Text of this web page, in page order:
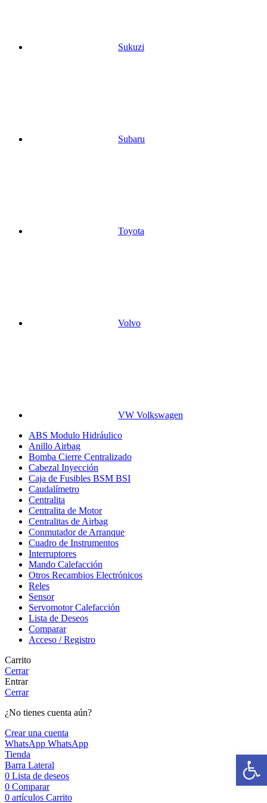
Sukuzi
Subaru
Toyota
Volvo
VW Volkswagen
ABS Modulo Hidráulico
Anillo Airbag
Bomba Cierre Centralizado
Cabezal Inyección
Caja de Fusibles BSM BSI
Caudalímetro
Centralita
Centralita de Motor
Centralitas de Airbag
Conmutador de Arranque
Cuadro de Instrumentos
Interruptores
Mando Calefacción
Otros Recambios Electrónicos
Reles
Sensor
Servomotor Calefacción
Lista de Deseos
Comparar
Acceso / Registro
Carrito
Cerrar
Entrar
Cerrar
¿No tienes cuenta aún?
Crear una cuenta
WhatsApp WhatsApp
Tienda
Barra Lateral
0 Lista de deseos
0 Comparar
0 artículos Carrito
Abrir